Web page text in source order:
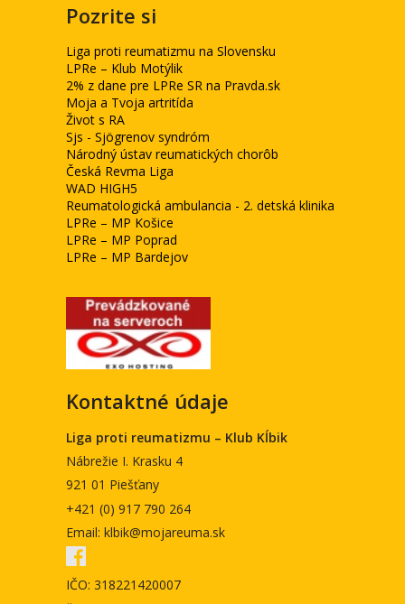
Pozrite si
Liga proti reumatizmu na Slovensku
LPRe – Klub Motýlik
2% z dane pre LPRe SR na Pravda.sk
Moja a Tvoja artritída
Život s RA
Sjs - Sjögrenov syndróm
Národný ústav reumatických chorôb
Česká Revma Liga
WAD HIGH5
Reumatologická ambulancia - 2. detská klinika
LPRe – MP Košice
LPRe – MP Poprad
LPRe – MP Bardejov
Kontaktné údaje
Liga proti reumatizmu – Klub Kĺbik
Nábrežie I. Krasku 4
921 01 Piešťany
+421 (0) 917 790 264
Email: klbik@mojareuma.sk
IČO: 318221420007